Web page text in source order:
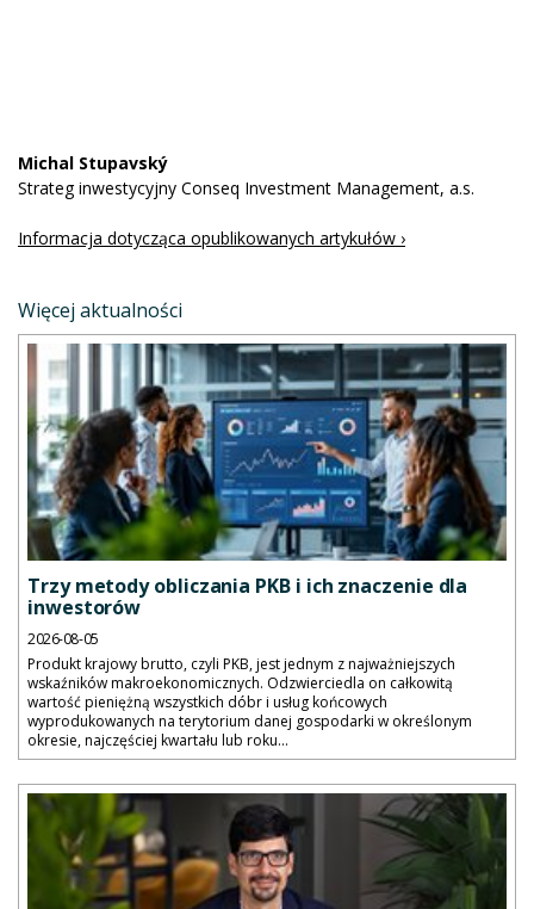
Michal Stupavský
Strateg inwestycyjny Conseq Investment Management, a.s.
Informacja dotycząca opublikowanych artykułów ›
Więcej aktualności
Trzy metody obliczania PKB i ich znaczenie dla
inwestorów
2026-08-05
Produkt krajowy brutto, czyli PKB, jest jednym z najważniejszych
wskaźników makroekonomicznych. Odzwierciedla on całkowitą
wartość pieniężną wszystkich dóbr i usług końcowych
wyprodukowanych na terytorium danej gospodarki w określonym
okresie, najczęściej kwartału lub roku...